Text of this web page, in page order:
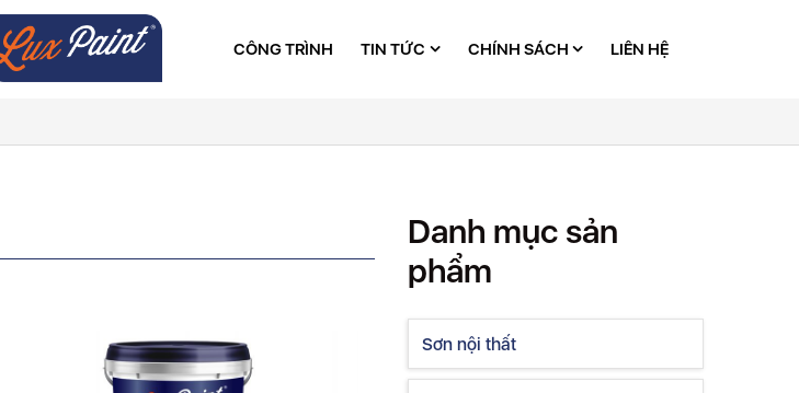
CÔNG TRÌNH TIN TỨC CHÍNH SÁCH LIÊN HỆ
Danh mục sản
phẩm
Sơn nội thất